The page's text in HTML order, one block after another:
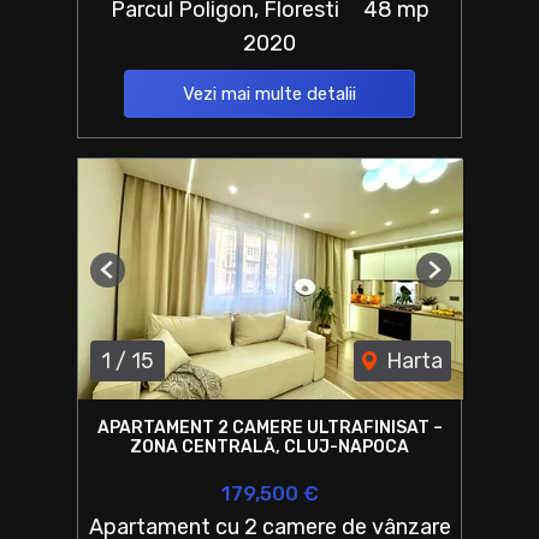
Parcul Poligon, Floresti
48 mp
2020
Vezi mai multe detalii
1 / 15 Harta
Previous Next
APARTAMENT 2 CAMERE ULTRAFINISAT –
ZONA CENTRALĂ, CLUJ-NAPOCA
179,500 €
Apartament cu 2 camere de vânzare